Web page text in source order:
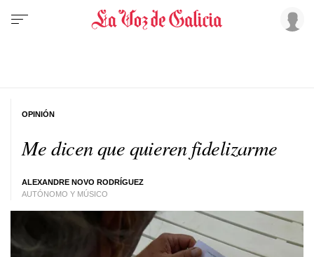
Me dicen que quieren fidelizarme
ALEXANDRE NOVO RODRÍGUEZ
AUTÓNOMO Y MÚSICO
OPINIÓN